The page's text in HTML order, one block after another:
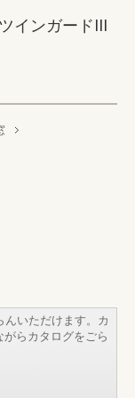
インガードIII
んいただけます。カ
らカタログをごら